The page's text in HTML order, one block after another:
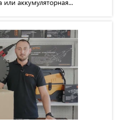
или аккумуляторная...